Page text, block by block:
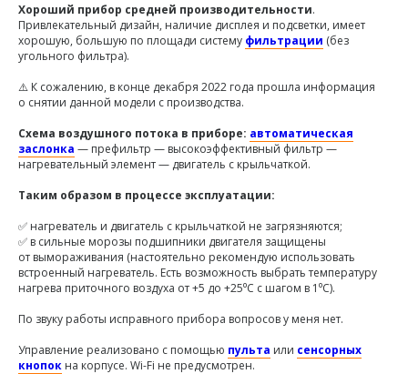
Хороший прибор средней производительности.
Привлекательный дизайн, наличие дисплея и подсветки, имеет
хорошую, большую по площади систему фильтрации (без
угольного фильтра).
⚠️ К сожалению, в конце декабря 2022 года прошла информация
о снятии данной модели с производства.
Схема воздушного потока в приборе: автоматическая
заслонка — префильтр — высокоэффективный фильтр —
нагревательный элемент — двигатель с крыльчаткой.
Таким образом в процессе эксплуатации:
✅ нагреватель и двигатель с крыльчаткой не загрязняются;
✅ в сильные морозы подшипники двигателя защищены
от вымораживания (настоятельно рекомендую использовать
встроенный нагреватель. Есть возможность выбрать температуру
нагрева приточного воздуха от +5 до +25⁰C с шагом в 1⁰С).
По звуку работы исправного прибора вопросов у меня нет.
Управление реализовано с помощью пульта или сенсорных
кнопок на корпусе. Wi-Fi не предусмотрен.